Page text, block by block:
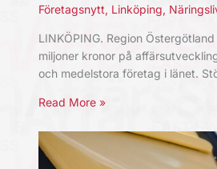
Företagsnytt, Linköping,
LINKÖPING. Region
miljoner kronor på
och medelstora företag i länet.
Read More »